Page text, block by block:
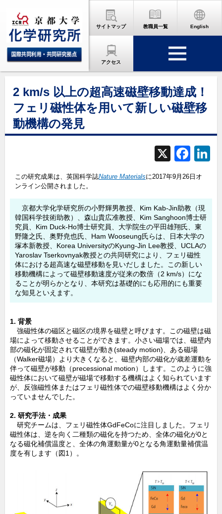
サイトマップ 教職員一覧 English
アクセス
2 km/s 以上の超高速磁壁移動達成！
フェリ磁性体を用いて新しい磁壁移
動機構の発見
X
F
a
c
e
b
o
o
k
この研究成果は、英国科学誌Nature Materialsに2017年9月26日オ
ンライン公開されました。
京都大学化学研究所の小野輝男教授、Kim Kab-Jin助教（現
韓国科学技術助教）、森山貴広准教授、Kim Sanghoon博士研
究員、Kim Duck-Ho博士研究員、大学院生の平田雄翔氏、東
野隆之氏、奥野尭也氏、Ham Wooseung氏らは、日本大学の
塚本新教授、Korea UniversityのKyung-Jin Lee教授、UCLAの
Yaroslav Tserkovnyak教授との共同研究により、フェリ磁性
体における超高速な磁壁移動を見いだしました。この新しい
移動機構によって磁壁移動速度が従来の数倍（2 km/s）にな
ることが明らかとなり、本研究は基礎的にも応用的にも重要
な知見といえます。
1. 背景
強磁性体の磁区と磁区の境界を磁壁と呼びます。この磁壁は磁
場によって移動させることができます。小さい磁場では、磁壁内
部の磁化が固定されて磁壁が動き(steady motion)、ある磁場
（Walker磁場）より大きくなると、磁壁内部の磁化が歳差運動を
伴って磁壁が移動（precessional motion）します。このように強
磁性体において磁壁が磁場で移動する機構はよく知られています
が、反強磁性体またはフェリ磁性体での磁壁移動機構はよく分か
っていませんでした。
2. 研究手法・成果
研究チームは、フェリ磁性体GdFeCoに注目しました。フェリ
磁性体は、逆を向く二種類の磁化を持つため、全体の磁化が0と
なる磁化補償温度と、全体の角運動量が0となる角運動量補償温
度を有します（図1）。